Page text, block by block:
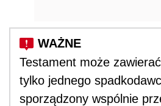
Testament może
tylko jednego
sporządzony wspólnie